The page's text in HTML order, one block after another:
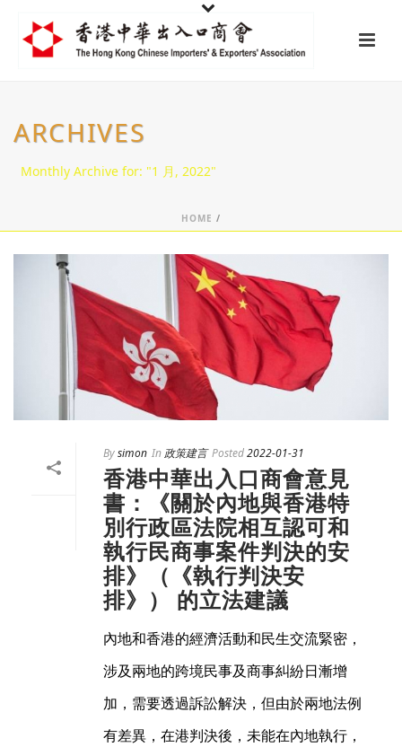
ARCHIVES
Monthly Archive for: "1 月, 2022"
HOME /
Bysimon In 政策建言 Posted2022-01-31
香港中華出入口商會意見
書：《關於內地與香港特
別行政區法院相互認可和
執行民商事案件判決的安
排》（《執行判決安
排》） 的立法建議
內地和香港的經濟活動和民生交流緊密，
涉及兩地的跨境民事及商事糾紛日漸增
加，需要透過訴訟解決，但由於兩地法例
有差異，在港判決後，未能在內地執行，